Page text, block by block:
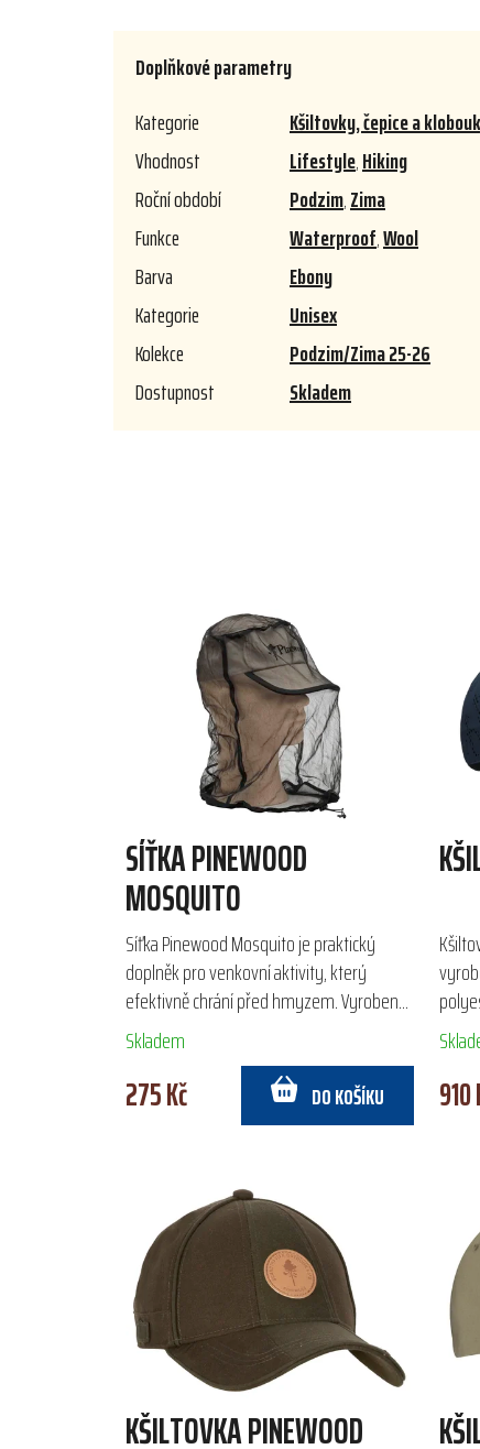
Doplňkové parametry
Kategorie
Kšiltovky, čepice a
Vhodnost
Lifestyle,Hiking
Roční období
Podzim,Zima
Funkce
Waterproof,Wool
Barva
Ebony
Kategorie
Unisex
Kolekce
Podzim/Zima 25-26
Dostupnost
Skladem
SÍŤKA PINEWOOD
MOSQUITO
Síťka Pinewood Mosquito je praktický
doplněk pro venkovní aktivity, který
efektivně chrání před hmyzem. Vyrobena
z odolného 100% polyesteru, nabízí
nastavitelný spodní lem pro...
Skladem
275 Kč DO KOŠÍKU 910
KŠILTOVKA PINEWOOD